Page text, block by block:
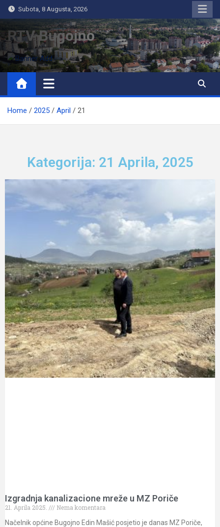
Subota, 8 Augusta, 2026
RTV Bugojno
Home 2025 April 21
Kategorija: 21 Aprila, 2025
Izgradnja kanalizacione mreže u MZ Poriče
21. Aprila 2025.
Nema komentara
Načelnik općine Bugojno Edin Mašić posjetio je danas MZ Poriče,